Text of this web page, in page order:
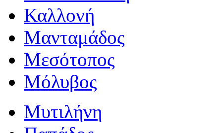
Καλλονή
Μανταμάδος
Μεσότοπος
Μόλυβος
Μυτιλήνη